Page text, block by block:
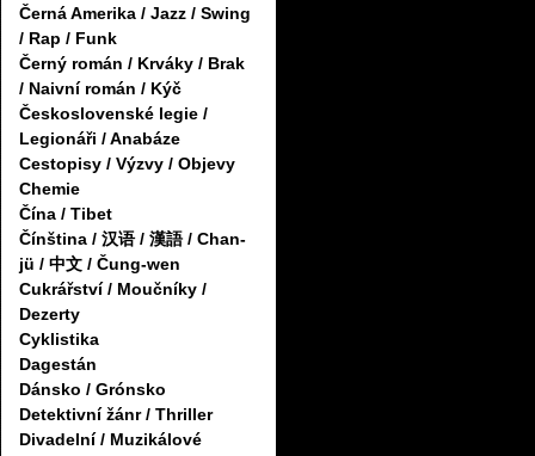
Černá Amerika / Jazz / Swing
/ Rap / Funk
Černý román / Krváky / Brak
/ Naivní román / Kýč
Československé legie /
Legionáři / Anabáze
Cestopisy / Výzvy / Objevy
Chemie
Čína / Tibet
Čínština / 汉语 / 漢語 / Chan-
jü / 中文 / Čung-wen
Cukrářství / Moučníky /
Dezerty
Cyklistika
Dagestán
Dánsko / Grónsko
Detektivní žánr / Thriller
Divadelní / Muzikálové